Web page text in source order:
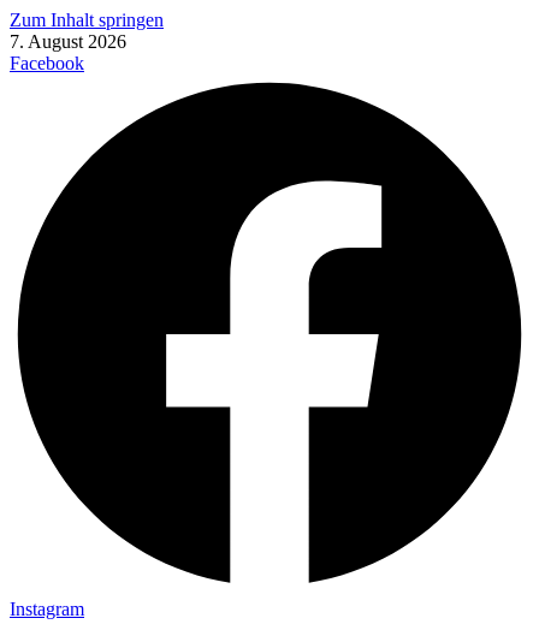
Zum Inhalt springen
7. August 2026
Facebook
Instagram